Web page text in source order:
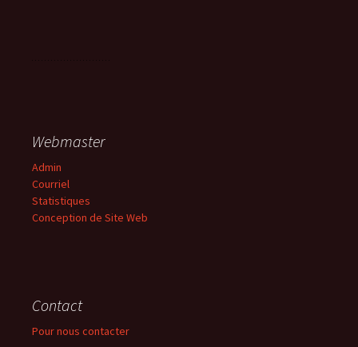
Webmaster
Admin
Courriel
Statistiques
Conception de Site Web
Contact
Pour nous contacter